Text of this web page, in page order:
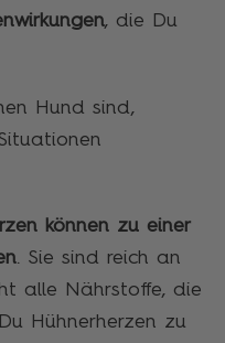
, die Du
Hund sind,
können zu einer
. Sie sind reich an
alle Nährstoffe, die
Hühnerherzen zu